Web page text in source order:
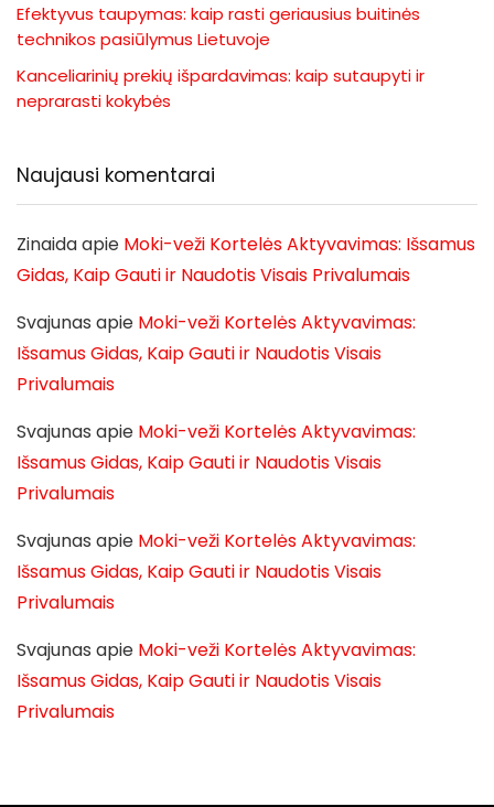
Efektyvus taupymas: kaip rasti geriausius buitinės
technikos pasiūlymus Lietuvoje
Kanceliarinių prekių išpardavimas: kaip sutaupyti ir
neprarasti kokybės
Naujausi komentarai
Zinaidaapie Moki-veži Kortelės Aktyvavimas: Išsamus
Gidas, Kaip Gauti ir Naudotis Visais Privalumais
Svajunas apie Moki-veži Kortelės Aktyvavimas:
Išsamus Gidas, Kaip Gauti ir Naudotis Visais
Privalumais
Svajunas apie Moki-veži Kortelės Aktyvavimas:
Išsamus Gidas, Kaip Gauti ir Naudotis Visais
Privalumais
Svajunas apie Moki-veži Kortelės Aktyvavimas:
Išsamus Gidas, Kaip Gauti ir Naudotis Visais
Privalumais
Svajunas apie Moki-veži Kortelės Aktyvavimas:
Išsamus Gidas, Kaip Gauti ir Naudotis Visais
Privalumais